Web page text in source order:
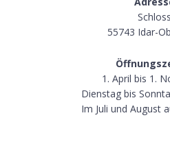
Schloss
55743 Idar-
1. April bis 1.
Dienstag bis
Im Juli und August